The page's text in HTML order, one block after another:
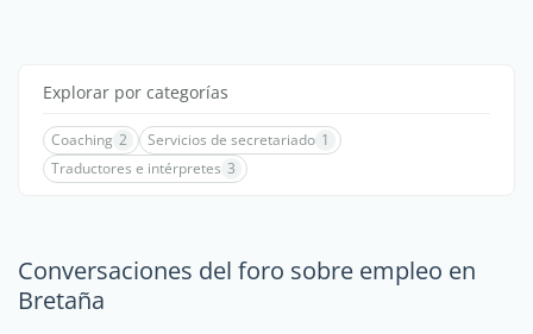
Explorar por categorías
Coaching 2 Servicios de secretariado 1
Traductores e intérpretes 3
Conversaciones del foro sobre empleo en
Bretaña